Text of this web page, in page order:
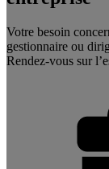
Votre besoin
gestionnaire ou
Rendez-vous sur